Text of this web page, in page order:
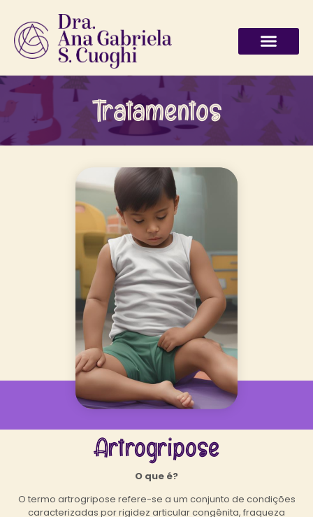
Tratamentos
Artrogripose
O que é?
O termo artrogripose refere-se a um conjunto de condições
caracterizadas por rigidez articular congênita, fraqueza